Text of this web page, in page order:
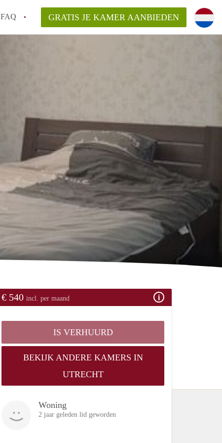
FAQ GRATIS JE KAMER AANBIEDEN
€ 540 incl. per maand
IS VERHUURD
BEKIJK ANDERE KAMERS IN
UTRECHT
Woning
2 jaar geleden lid geworden